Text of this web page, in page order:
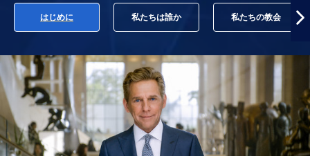
はじめに 私たちは誰か 私たちの教会